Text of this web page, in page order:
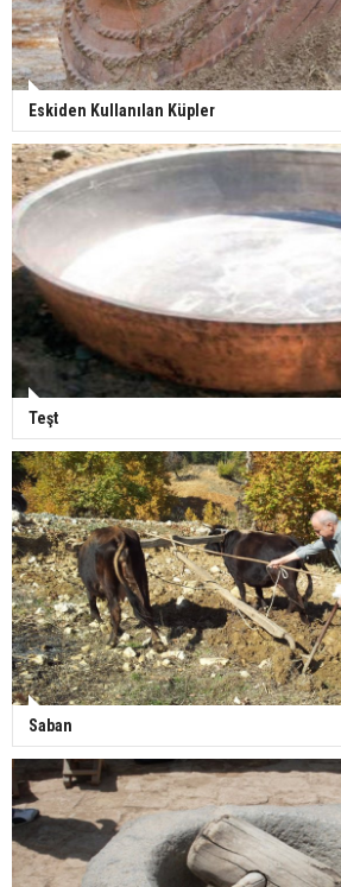
Eskiden Kullanılan Küpler
Teşt
Saban